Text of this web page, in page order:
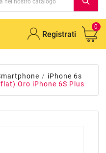
Registrati
0
iPhone 6s
Oro iPhone 6S Plus